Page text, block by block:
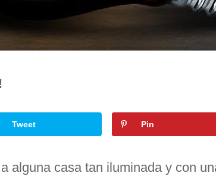
Tweet Pin
alguna casa tan iluminada y con